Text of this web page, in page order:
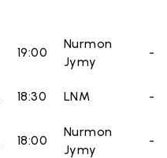
19:00
Nurmon
Jymy
-
18:30 LNM -
18:00
Nurmon
Jymy
-